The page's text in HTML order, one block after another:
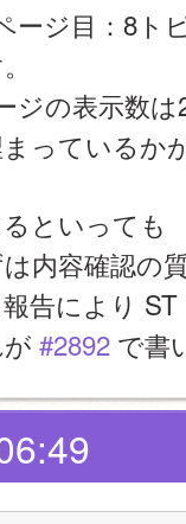
ージ目：8ト
ジの表示数
っているか
といっても
は内容確認の
告により
#2892 で書